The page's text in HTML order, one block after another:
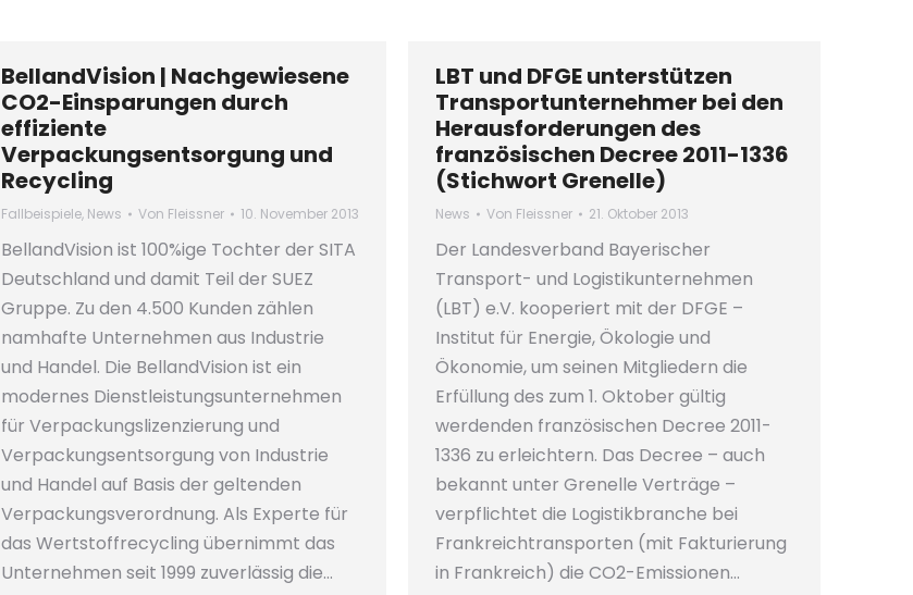
BellandVision | Nachgewiesene
CO2-Einsparungen durch
effiziente
Verpackungsentsorgung und
Recycling
Fallbeispiele, News Von Fleissner 10. November 2013
BellandVision ist 100%ige Tochter der SITA
Deutschland und damit Teil der SUEZ
Gruppe. Zu den 4.500 Kunden zählen
namhafte Unternehmen aus Industrie
und Handel. Die BellandVision ist ein
modernes Dienstleistungsunternehmen
für Verpackungslizenzierung und
Verpackungsentsorgung von Industrie
und Handel auf Basis der geltenden
Verpackungsverordnung. Als Experte für
das Wertstoffrecycling übernimmt das
Unternehmen seit 1999 zuverlässig die…
LBT und DFGE unterstützen
Transportunternehmer bei den
Herausforderungen des
französischen Decree 2011-1336
(Stichwort Grenelle)
News Von Fleissner 21. Oktober 2013
Der Landesverband Bayerischer
Transport- und Logistikunternehmen
(LBT) e.V. kooperiert mit der DFGE –
Institut für Energie, Ökologie und
Ökonomie, um seinen Mitgliedern die
Erfüllung des zum 1. Oktober gültig
werdenden französischen Decree 2011-
1336 zu erleichtern. Das Decree – auch
bekannt unter Grenelle Verträge –
verpflichtet die Logistikbranche bei
Frankreichtransporten (mit Fakturierung
in Frankreich) die CO2-Emissionen…